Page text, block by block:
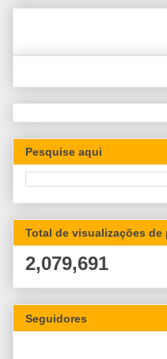
Pesquise aqui
Total de visualizações de
2,079,691
Seguidores